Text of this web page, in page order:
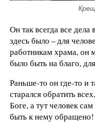
Он так всегда все
здесь было – для
работникам храма, он
было быть на благо,
Раньше-то он где-то и
старался обратить
Боге, а тут человек
быть к нему обращено!